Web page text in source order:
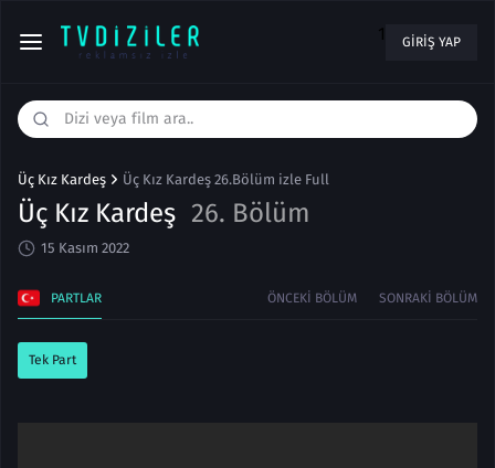
1 GIRIŞ YAP
Üç Kız Kardeş Üç Kız Kardeş 26.Bölüm izle Full
Üç Kız Kardeş 26. Bölüm
15 Kasım 2022
PARTLAR ÖNCEKI BÖLÜM SONRAKI BÖLÜM
Tek Part